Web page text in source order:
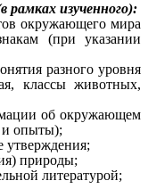
рамках изученного):
окружающего мира
(при указании
разного уровня
классы животных,
об окружающем
и опыты);
утверждения;
природы;
литературой;